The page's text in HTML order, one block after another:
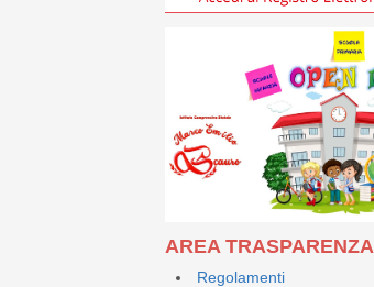
AREA TRASPARENZA
Regolamenti